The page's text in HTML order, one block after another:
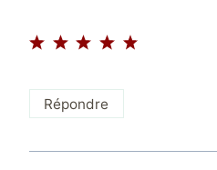
Répondre